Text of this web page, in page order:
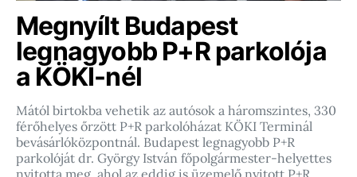
Megnyílt Budapest
legnagyobb P+R parkolója
a KÖKI-nél
Mától birtokba vehetik az autósok a háromszintes, 330
férőhelyes őrzött P+R parkolóházat KÖKI Terminál
bevásárlóközpontnál. Budapest legnagyobb P+R
parkolóját dr. György István főpolgármester-helyettes
nyitotta meg, ahol az eddig is üzemelő nyitott P+R